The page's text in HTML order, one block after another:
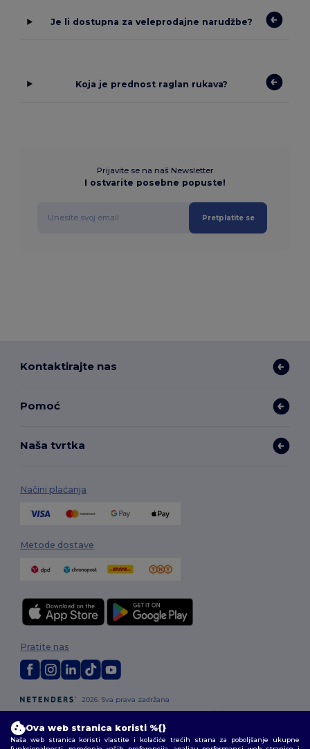
Je li dostupna za veleprodajne narudžbe?
Koja je prednost raglan rukava?
Prijavite se na naš Newsletter
I ostvarite posebne popuste!
Pretplatite se
Kontaktirajte nas
Pomoć
Naša tvrtka
Načini plaćanja
Metode dostave
2026. Sva prava zadržana
Uvjeti i odredbe|Pravila o privatnosti|Politika kolačića|Mapa Sajta
Pratite nas
Ova web stranica koristi %{}
Naša web stranica koristi vlastite i kolačiće trećih strana za poboljšanje ukupne